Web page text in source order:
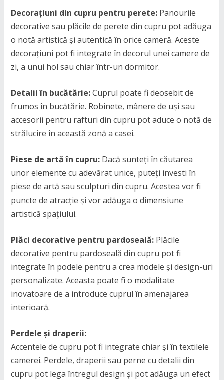
Decorațiuni din cupru pentru perete:Panourile
decorative sau plăcile de perete din cupru pot adăuga
o notă artistică și autentică în orice cameră. Aceste
decorațiuni pot fi integrate în decorul unei camere de
zi, a unui hol sau chiar într-un dormitor.
Detalii în bucătărie:Cuprul poate fi deosebit de
frumos în bucătărie. Robinete, mânere de uși sau
accesorii pentru rafturi din cupru pot aduce o notă de
strălucire în această zonă a casei.
Piese de artă în cupru:Dacă sunteți în căutarea
unor elemente cu adevărat unice, puteți investi în
piese de artă sau sculpturi din cupru. Acestea vor fi
puncte de atracție și vor adăuga o dimensiune
artistică spațiului.
Plăci decorative pentru pardoseală:Plăcile
decorative pentru pardoseală din cupru pot fi
integrate în podele pentru a crea modele și design-uri
personalizate. Aceasta poate fi o modalitate
inovatoare de a introduce cuprul în amenajarea
interioară.
Perdele și draperii:
Accentele de cupru pot fi integrate chiar și în textilele
camerei. Perdele, draperii sau perne cu detalii din
cupru pot lega întregul design și pot adăuga un efect